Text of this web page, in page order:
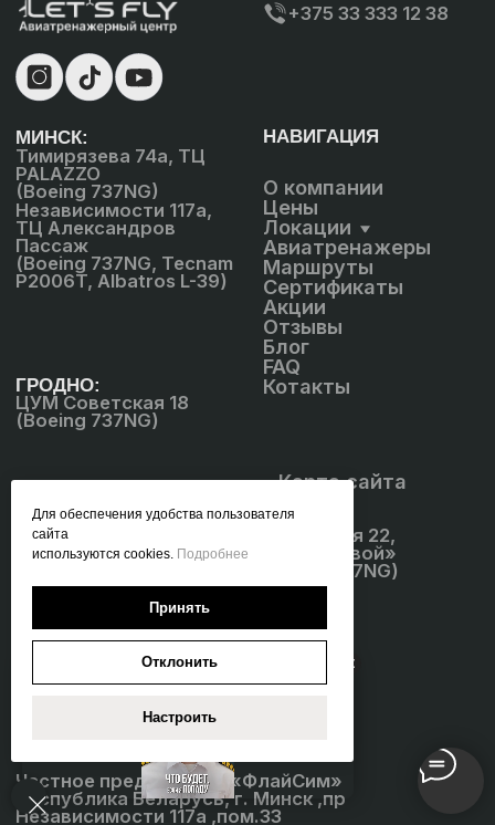
Для обеспечения удобства пользователя
сайта
используются cookies. Подробнее
Принять
Отклонить
Настроить